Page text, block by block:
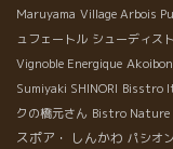
Maruyama Village Arbois
ュフェートル シューディスト
Vignoble Energique Akoibon
Sumiyaki SHINORI Bisstro
クの橋元さん Bistro Nature
スポア・ しんかわ パシオ